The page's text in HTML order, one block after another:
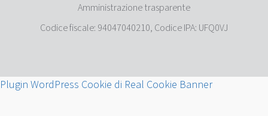
Amministrazione trasparente
Codice fiscale: 94047040210, Codice IPA: UFQ0VJ
Plugin WordPress Cookie di Real Cookie Banner